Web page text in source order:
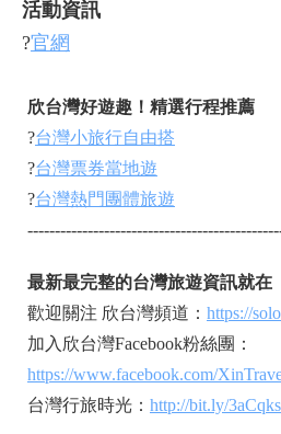
活動資訊
?官網
欣台灣好遊趣！精選行程推薦
?台灣小旅行自由搭
?台灣票券當地遊
?台灣熱門團體旅遊
最新最完整的台灣旅遊資訊就在
歡迎關注 欣台灣頻道： https://
加入欣台灣Facebook粉絲團：
https://www.facebook.com/
台灣行旅時光： http://bit.ly/